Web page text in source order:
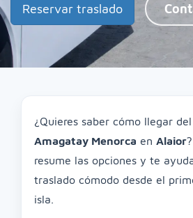
Reservar traslado
¿Quieres saber cómo llegar
Amagatay Menorca en Alaior
resume las opciones y te
traslado cómodo desde el
isla.